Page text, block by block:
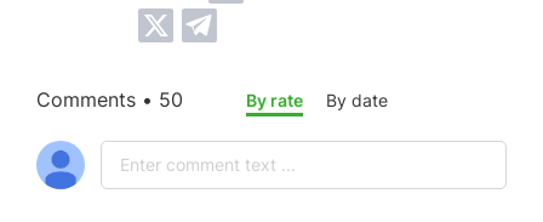
Comments • 50 By rate By date